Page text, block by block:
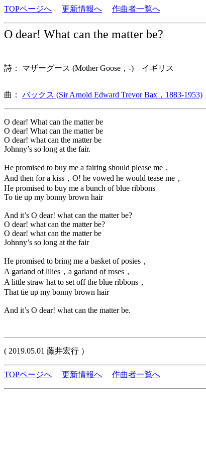
TOPページへ 更新情報へ 作曲者一覧へ
O dear! What can the matter be?
詩： マザーグース (Mother Goose，-) イギリス
曲： バックス (Sir Arnold Edward Trevor Bax，1883-1953)
O dear! What can the matter be
O dear! What can the matter be
O dear! what can the matter be
Johnny’s so long at the fair.
He promised to buy me a fairing should please me，
And then for a kiss，O! he vowed he would tease me，
He promised to buy me a bunch of blue ribbons
To tie up my bonny brown hair
And it’s O dear! what can the matter be?
O dear! what can the matter be?
O dear! what can the matter be
Johnny’s so long at the fair
He promised to bring me a basket of posies，
A garland of lilies，a garland of roses，
A little straw hat to set off the blue ribbons，
That tie up my bonny brown hair
And it’s O dear! what can the matter be.
( 2019.05.01 藤井宏行 ）
TOPページへ 更新情報へ 作曲者一覧へ